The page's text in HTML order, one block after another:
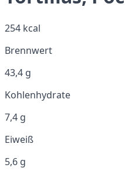
254 kcal
Brennwert
43,4 g
Kohlenhydrate
7,4 g
Eiweiß
5,6 g